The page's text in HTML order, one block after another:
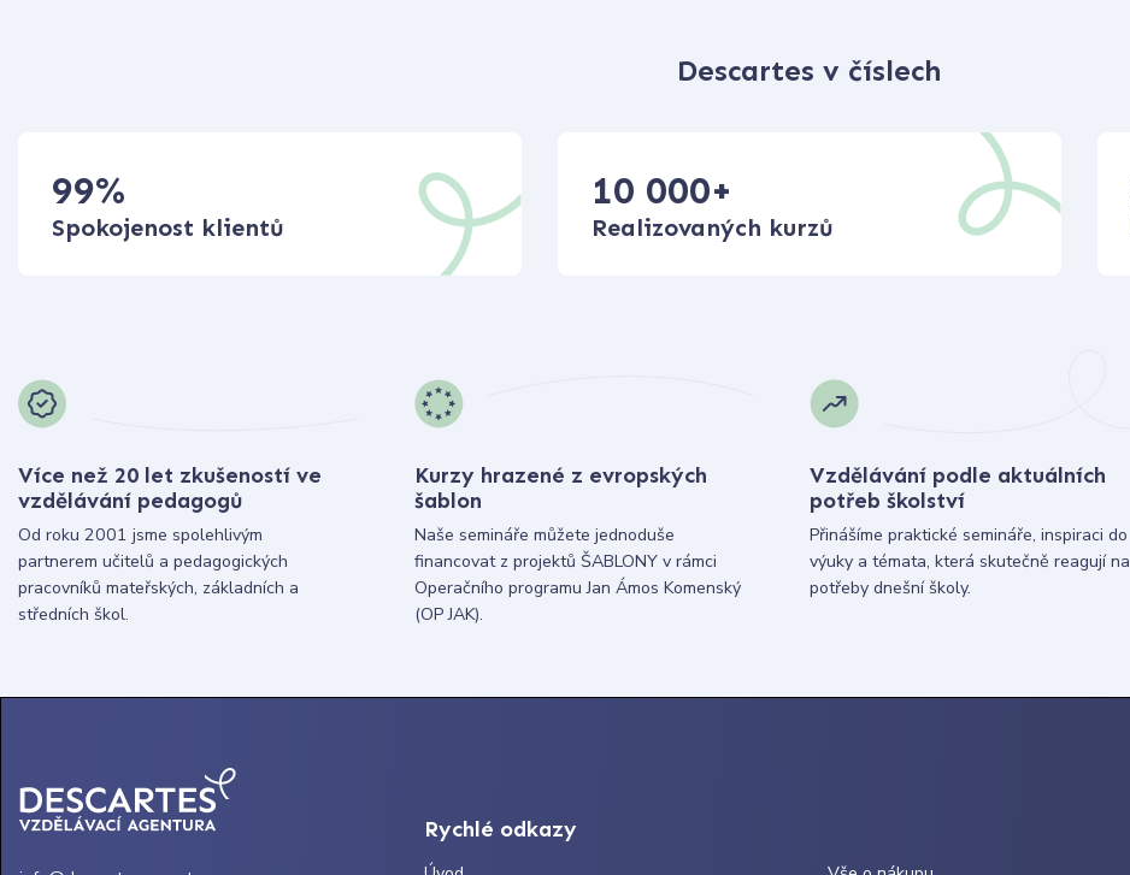
Descartes v číslech
99%
Spokojenost klientů
10 000+
Realizovaných kurzů
Více než 20 let zkušeností ve
vzdělávání pedagogů
Od roku 2001 jsme spolehlivým
partnerem učitelů a pedagogických
pracovníků mateřských, základních a
středních škol.
Kurzy hrazené z evropských
šablon
Naše semináře můžete jednoduše
financovat z projektů ŠABLONY v rámci
Operačního programu Jan Ámos Komenský
(OP JAK).
Vzdělávání podle aktuálních
potřeb školství
Přinášíme praktické semináře, inspiraci do
výuky a témata, která skutečně reagují na
potřeby dnešní školy.
Rychlé odkazy